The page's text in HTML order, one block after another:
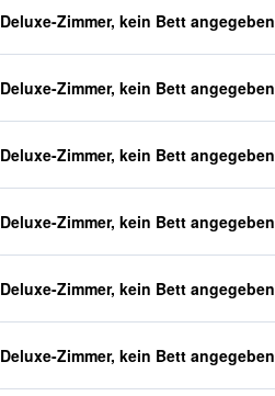
Deluxe-Zimmer, kein Bett angegeben
Deluxe-Zimmer, kein Bett angegeben
Deluxe-Zimmer, kein Bett angegeben
Deluxe-Zimmer, kein Bett angegeben
Deluxe-Zimmer, kein Bett angegeben
Deluxe-Zimmer, kein Bett angegeben